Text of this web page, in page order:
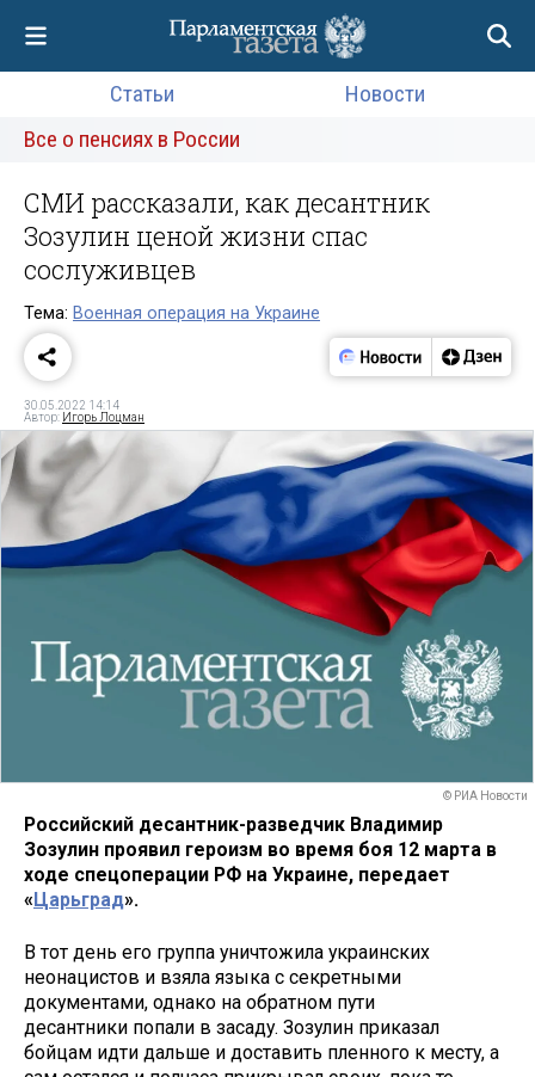
Статьи
Новости
Все о пенсиях в России
СМИ рассказали, как десантник
Зозулин ценой жизни спас
сослуживцев
Тема: Военная операция на Украине
30.05.2022 14:14
Автор: Игорь Лоцман
© РИА Новости
Российский десантник-разведчик Владимир
Зозулин проявил героизм во время боя 12 марта в
ходе спецоперации РФ на Украине, передает
«Царьград».
В тот день его группа уничтожила украинских
неонацистов и взяла языка с секретными
документами, однако на обратном пути
десантники попали в засаду. Зозулин приказал
бойцам идти дальше и доставить пленного к месту, а